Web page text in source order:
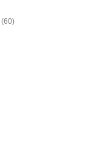
(60)